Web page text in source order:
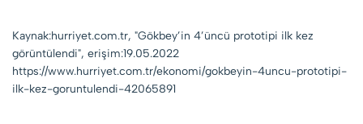
Kaynak:hurriyet.com.tr, "Gökbey’in 4’üncü prototipi ilk kez
görüntülendi", erişim:19.05.2022
https://www.hurriyet.com.tr/ekonomi/gokbeyin-4uncu-prototipi-
ilk-kez-goruntulendi-42065891